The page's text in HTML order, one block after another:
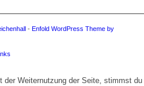
- Enfold WordPress Theme by
der Weiternutzung der Seite, stimmst du